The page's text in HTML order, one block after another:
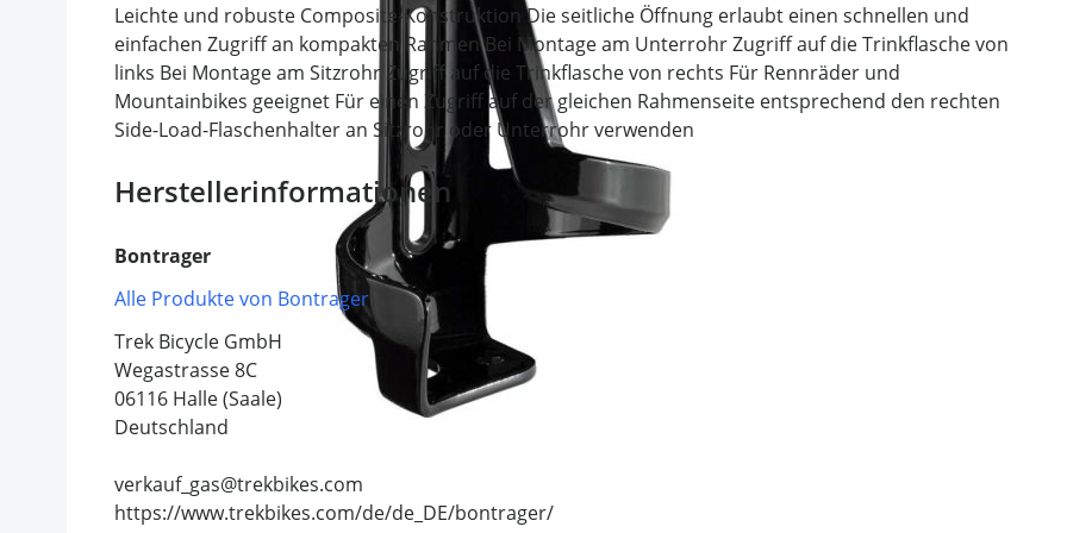
Leichte und robuste Composite-Konstruktion Die seitliche Öffnung erlaubt einen schnellen und
einfachen Zugriff an kompakten Rahmen Bei Montage am Unterrohr Zugriff auf die Trinkflasche von
links Bei Montage am Sitzrohr Zugriff auf die Trinkflasche von rechts Für Rennräder und
Mountainbikes geeignet Für einen Zugriff auf der gleichen Rahmenseite entsprechend den rechten
Side-Load-Flaschenhalter an Sitzrohr oder Unterrohr verwenden
Herstellerinformationen
Bontrager
Alle Produkte von Bontrager
Trek Bicycle GmbH
Wegastrasse 8C
06116 Halle (Saale)
Deutschland
verkauf_gas@trekbikes.com
https://www.trekbikes.com/de/de_DE/bontrager/